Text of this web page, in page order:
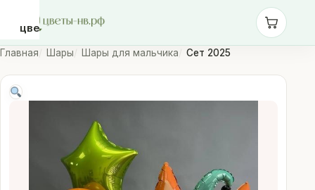
цветы-
нв.рф
Розы
Монобукеты
Сборные
Главная Шары Шары для мальчика Сет 2025